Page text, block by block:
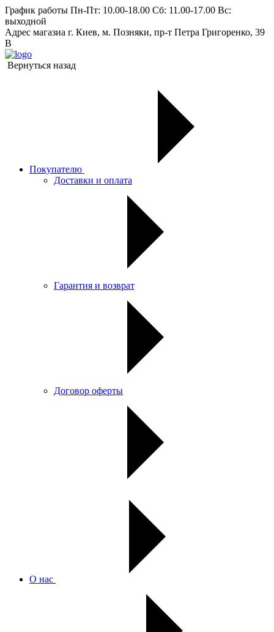
График работы Пн-Пт: 10.00-18.00 Сб: 11.00-17.00 Вс:
выходной
Адрес магазиа г. Киев, м. Позняки, пр-т Петра Григоренко, 39
В
Вернуться назад
Покупателю
Доставки и оплата
Гарантия и возврат
Договор оферты
О нас